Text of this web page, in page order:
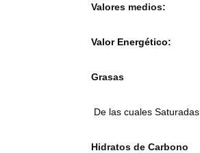
Valores medios:
Valor Energético:
Grasas
De las cuales Saturadas
Hidratos de Carbono